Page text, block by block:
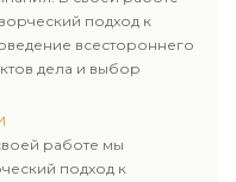
подход к
всестороннего
дела и выбор
работе мы
подход к